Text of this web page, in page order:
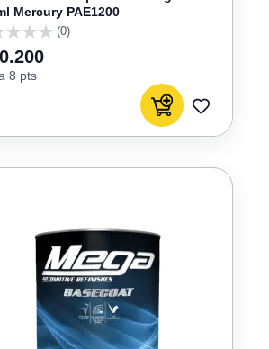
Mercury PAE1200
(0)
8 pts
Agregar al carrito
AGREGAR